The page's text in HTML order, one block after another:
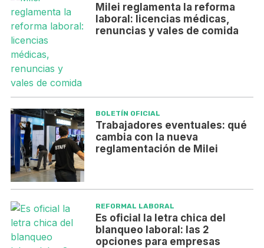
Milei reglamenta la reforma
laboral: licencias médicas,
renuncias y vales de comida
BOLETÍN OFICIAL
Trabajadores eventuales: qué
cambia con la nueva
reglamentación de Milei
REFORMAL LABORAL
Es oficial la letra chica del
blanqueo laboral: las 2
opciones para empresas